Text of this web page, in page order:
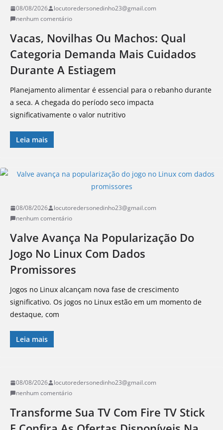
08/08/2026
locutoredersonedinho23@gmail.com
nenhum comentário
Vacas, Novilhas Ou Machos: Qual
Categoria Demanda Mais Cuidados
Durante A Estiagem
Planejamento alimentar é essencial para o rebanho durante
a seca. A chegada do período seco impacta
significativamente o valor nutritivo
Leia mais
08/08/2026
locutoredersonedinho23@gmail.com
nenhum comentário
Valve Avança Na Popularização Do
Jogo No Linux Com Dados
Promissores
Jogos no Linux alcançam nova fase de crescimento
significativo. Os jogos no Linux estão em um momento de
destaque, com
Leia mais
08/08/2026
locutoredersonedinho23@gmail.com
nenhum comentário
Transforme Sua TV Com Fire TV Stick